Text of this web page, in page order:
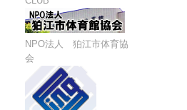
NPO法人 狛江市体育協
会